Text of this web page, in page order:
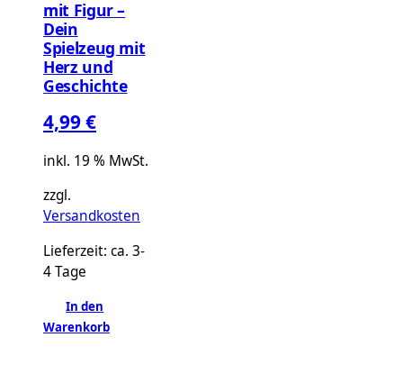
mit Figur –
Dein
Spielzeug mit
Herz und
Geschichte
4,99€
inkl. 19 % MwSt.
zzgl.
Versandkosten
Lieferzeit: ca. 3-
4 Tage
In den
Warenkorb